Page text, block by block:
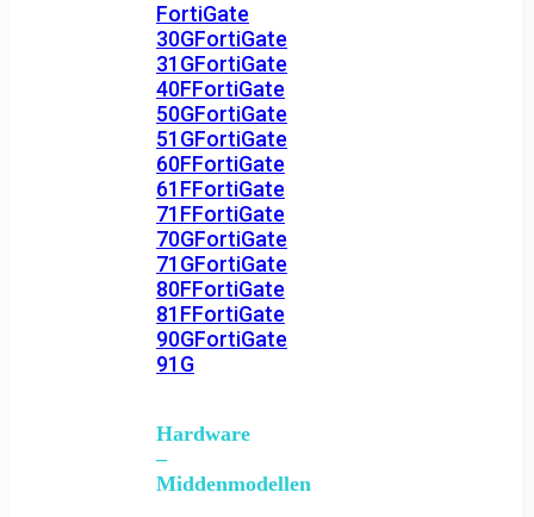
FortiGate
30GFortiGate
31GFortiGate
40FFortiGate
50GFortiGate
51GFortiGate
60FFortiGate
61FFortiGate
71FFortiGate
70GFortiGate
71GFortiGate
80FFortiGate
81FFortiGate
90GFortiGate
91G
Hardware
–
Middenmodellen